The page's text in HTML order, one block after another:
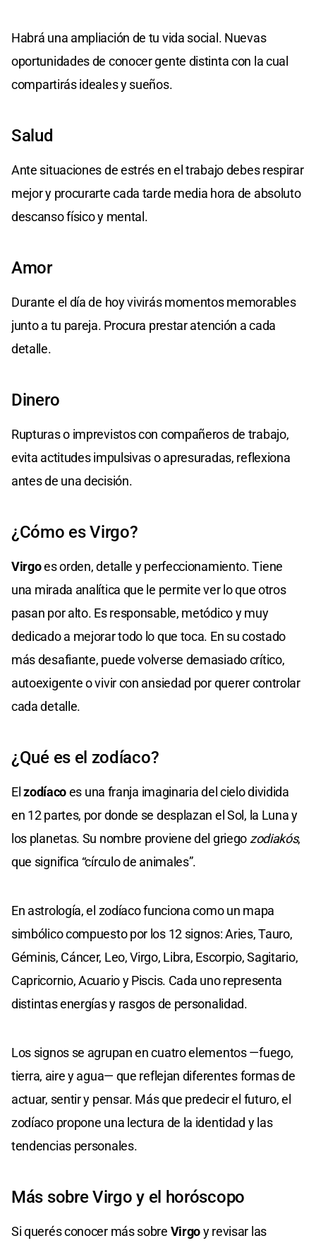
Habrá una ampliación de tu vida social. Nuevas
oportunidades de conocer gente distinta con la cual
compartirás ideales y sueños.
Salud
Ante situaciones de estrés en el trabajo debes respirar
mejor y procurarte cada tarde media hora de absoluto
descanso físico y mental.
Amor
Durante el día de hoy vivirás momentos memorables
junto a tu pareja. Procura prestar atención a cada
detalle.
Dinero
Rupturas o imprevistos con compañeros de trabajo,
evita actitudes impulsivas o apresuradas, reflexiona
antes de una decisión.
¿Cómo es Virgo?
Virgoes orden, detalle y perfeccionamiento. Tiene
una mirada analítica que le permite ver lo que otros
pasan por alto. Es responsable, metódico y muy
dedicado a mejorar todo lo que toca. En su costado
más desafiante, puede volverse demasiado crítico,
autoexigente o vivir con ansiedad por querer controlar
cada detalle.
¿Qué es el zodíaco?
Elzodíacoes una franja imaginaria del cielo dividida
en 12 partes, por donde se desplazan el Sol, la Luna y
los planetas. Su nombre proviene del griego zodiakós,
que significa “círculo de animales”.
En astrología, el zodíaco funciona como un mapa
simbólico compuesto por los 12 signos: Aries, Tauro,
Géminis, Cáncer, Leo, Virgo, Libra, Escorpio, Sagitario,
Capricornio, Acuario y Piscis. Cada uno representa
distintas energías y rasgos de personalidad.
Los signos se agrupan en cuatro elementos —fuego,
tierra, aire y agua— que reflejan diferentes formas de
actuar, sentir y pensar. Más que predecir el futuro, el
zodíaco propone una lectura de la identidad y las
tendencias personales.
Más sobre Virgo y el horóscopo
Si querés conocer más sobre Virgoy revisar las